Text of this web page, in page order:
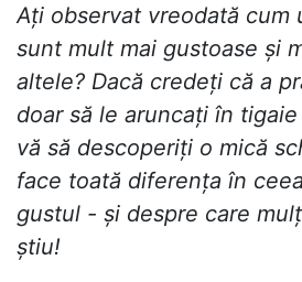
Ați observat vreodată cum
sunt mult mai gustoase și
altele? Dacă credeți că a
doar să le aruncați în
vă să descoperiți o mică
face toată diferența în
gustul - și despre care
știu!